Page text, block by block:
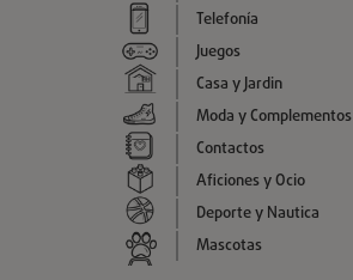
Telefonía
Juegos
Casa y Jardin
Moda y Complementos
Contactos
Aficiones y Ocio
Deporte y Nautica
Mascotas